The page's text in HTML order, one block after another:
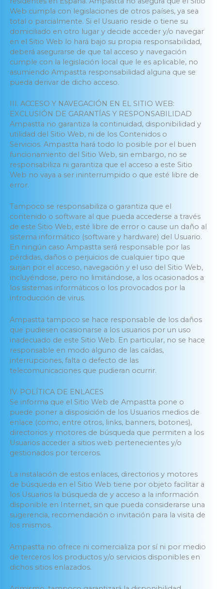
Web cumpla con legislaciones de otros países, ya sea
total o parcialmente. Si el Usuario reside o tiene su
domiciliado en otro lugar y decide acceder y/o navegar
en el Sitio Web lo hará bajo su propia responsabilidad,
deberá asegurarse de que tal acceso y navegación
cumple con la legislación local que le es aplicable, no
asumiendo Ampastta responsabilidad alguna que se
pueda derivar de dicho acceso.
III. ACCESO Y NAVEGACIÓN EN EL SITIO WEB:
EXCLUSIÓN DE GARANTÍAS Y RESPONSABILIDAD
Ampastta no garantiza la continuidad, disponibilidad y
utilidad del Sitio Web, ni de los Contenidos o
Servicios. Ampastta hará todo lo posible por el buen
funcionamiento del Sitio Web, sin embargo, no se
responsabiliza ni garantiza que el acceso a este Sitio
Web no vaya a ser ininterrumpido o que esté libre de
error.
Tampoco se responsabiliza o garantiza que el
contenido o software al que pueda accederse a través
de este Sitio Web, esté libre de error o cause un daño al
sistema informático (software y hardware) del Usuario.
En ningún caso Ampastta será responsable por las
pérdidas, daños o perjuicios de cualquier tipo que
surjan por el acceso, navegación y el uso del Sitio Web,
incluyéndose, pero no limitándose, a los ocasionados a
los sistemas informáticos o los provocados por la
introducción de virus.
Ampastta tampoco se hace responsable de los daños
que pudiesen ocasionarse a los usuarios por un uso
inadecuado de este Sitio Web. En particular, no se hace
responsable en modo alguno de las caídas,
interrupciones, falta o defecto de las
telecomunicaciones que pudieran ocurrir.
IV. POLÍTICA DE ENLACES
Se informa que el Sitio Web de Ampastta pone o
puede poner a disposición de los Usuarios medios de
enlace (como, entre otros, links, banners, botones),
directorios y motores de búsqueda que permiten a los
Usuarios acceder a sitios web pertenecientes y/o
gestionados por terceros.
La instalación de estos enlaces, directorios y motores
de búsqueda en el Sitio Web tiene por objeto facilitar a
los Usuarios la búsqueda de y acceso a la información
disponible en Internet, sin que pueda considerarse una
sugerencia, recomendación o invitación para la visita de
los mismos.
Ampastta no ofrece ni comercializa por sí ni por medio
de terceros los productos y/o servicios disponibles en
dichos sitios enlazados.